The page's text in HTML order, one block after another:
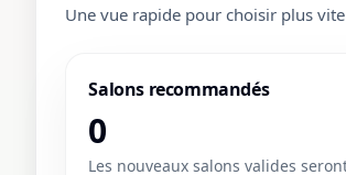
Une vue rapide pour choisir plus
Salons recommandés
0
Les nouveaux salons valides